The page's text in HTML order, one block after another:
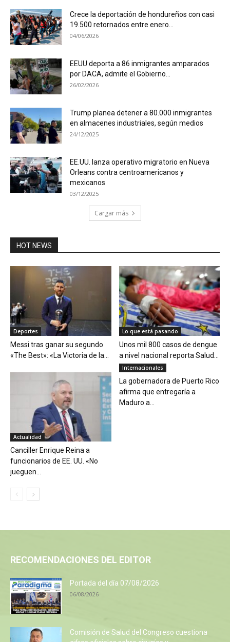
Crece la deportación de hondureños con casi
19.500 retornados entre enero...
04/06/2026
EEUU deporta a 86 inmigrantes amparados
por DACA, admite el Gobierno...
26/02/2026
Trump planea detener a 80.000 inmigrantes
en almacenes industriales, según medios
24/12/2025
EE.UU. lanza operativo migratorio en Nueva
Orleans contra centroamericanos y
mexicanos
03/12/2025
Cargar más
HOT NEWS
Deportes
Messi tras ganar su segundo
«The Best»: «La Victoria de la...
Lo que está pasando
Unos mil 800 casos de dengue
a nivel nacional reporta Salud...
Actualidad
Canciller Enrique Reina a
funcionarios de EE. UU. «No
jueguen...
Internacionales
La gobernadora de Puerto Rico
afirma que entregaría a
Maduro a...
RECOMENDACIONES DEL EDITOR
Portada del día 07/08/2026
06/08/2026
Comisión de Salud del Congreso cuestiona